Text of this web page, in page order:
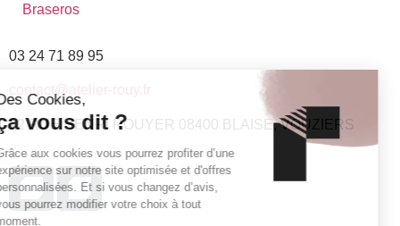
Braseros
03 24 71 89 95
contact@atelier-rouy.fr
12 RUE HENRI ROUYER 08400 BLAISE, VOUZIERS